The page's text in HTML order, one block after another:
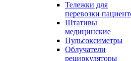
Тележки для
перевозки
Штативы
медицинские
Пульсоксиметры
Облучатели
рециркуляторы